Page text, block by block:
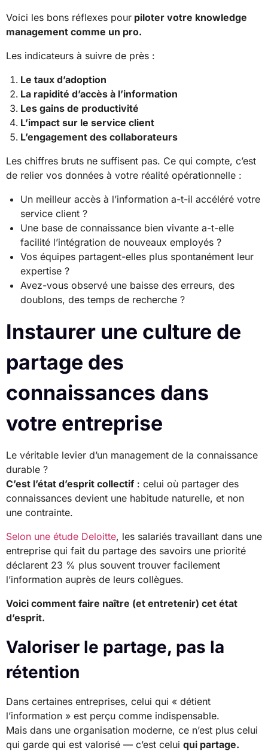
Voici les bons réflexes pour piloter votre knowledge
management comme un pro.
Les indicateurs à suivre de près :
Le taux d’adoption
La rapidité d’accès à l’information
Les gains de productivité
L’impact sur le service client
L’engagement des collaborateurs
Les chiffres bruts ne suffisent pas. Ce qui compte, c’est
de relier vos données à votre réalité opérationnelle :
Un meilleur accès à l’information a-t-il accéléré votre
service client ?
Une base de connaissance bien vivante a-t-elle
facilité l’intégration de nouveaux employés ?
Vos équipes partagent-elles plus spontanément leur
expertise ?
Avez-vous observé une baisse des erreurs, des
doublons, des temps de recherche ?
Instaurer une culture de
partage des
connaissances dans
votre entreprise
Le véritable levier d’un management de la connaissance
durable ?
C’est l’état d’esprit collectif : celui où partager des
connaissances devient une habitude naturelle, et non
une contrainte.
Selon une étude Deloitte, les salariés travaillant dans une
entreprise qui fait du partage des savoirs une priorité
déclarent 23 % plus souvent trouver facilement
l’information auprès de leurs collègues.
Voici comment faire naître (et entretenir) cet état
d’esprit.
Valoriser le partage, pas la
rétention
Dans certaines entreprises, celui qui « détient
l’information » est perçu comme indispensable.
Mais dans une organisation moderne, ce n’est plus celui
qui garde qui est valorisé — c’est celui qui partage.